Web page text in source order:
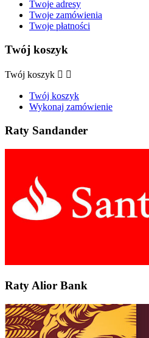
Twoje adresy
Twoje zamówienia
Twoje płatności
Twój koszyk
Twój koszyk  
Twój koszyk
Wykonaj zamówienie
Raty Sandander
Raty Alior Bank